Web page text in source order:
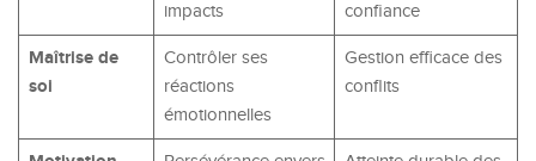
impacts
confiance
Maîtrise de
soi
Contrôler ses
réactions
émotionnelles
Gestion efficace des
conflits